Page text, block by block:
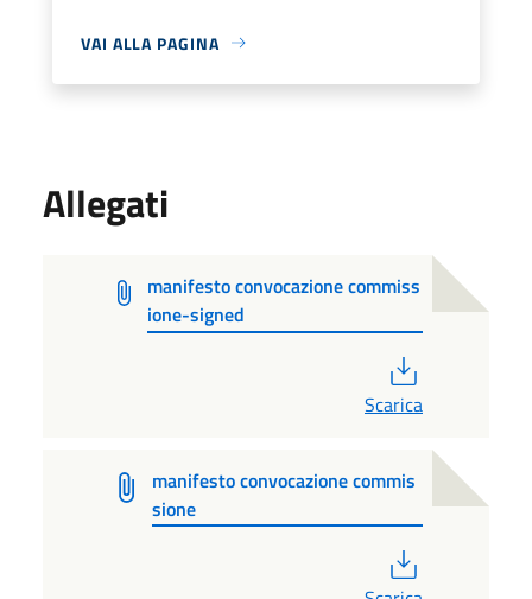
VAI ALLA PAGINA
Allegati
manifesto convocazione commiss
ione-signed
Scarica
manifesto convocazione commis
sione